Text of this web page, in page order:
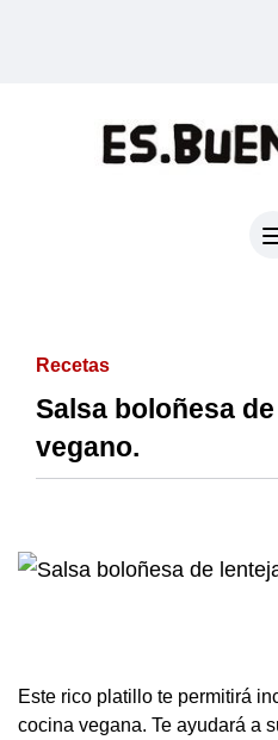
Recetas
Salsa boloñesa
vegano.
Este rico platillo te permitirá
cocina vegana. Te ayudará a